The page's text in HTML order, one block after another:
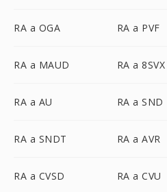
RA a OGA RA a PVF
RA a MAUD RA a 8SVX
RA a AU RA a SND
RA a SNDT RA a AVR
RA a CVSD RA a CVU